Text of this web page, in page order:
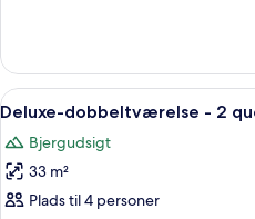
senge
udsigt
til
pool
dobbeltværelse
2
senge
til
Indlæs
alle
billeder
af
Deluxe-
3
Deluxe-dobbeltværelse - 2
Bjergudsigt
33 m²
Plads til 4 personer